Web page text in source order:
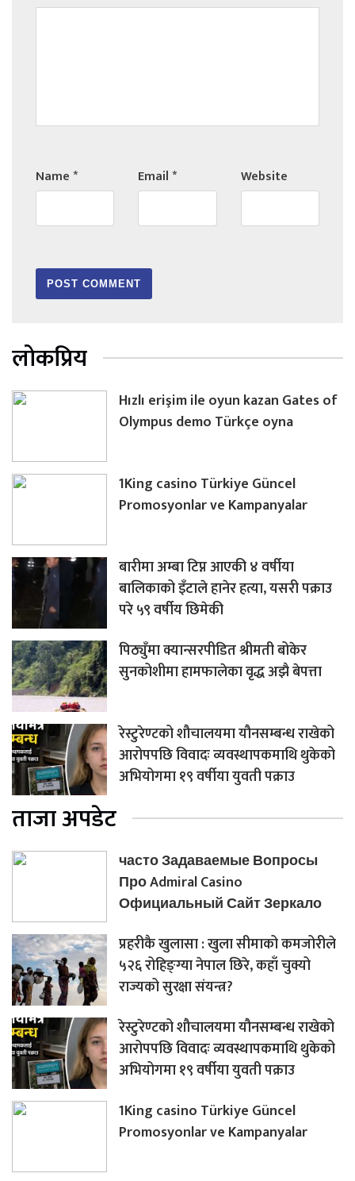
Name* Email* Website
लोकप्रिय
Hızlı erişim ile oyun kazan Gates of
Olympus demo Türkçe oyna
1King casino Türkiye Güncel
Promosyonlar ve Kampanyalar
बारीमा अम्बा टिप्न आएकी ४ वर्षीया
बालिकाको इँटाले हानेर हत्या, यसरी पक्राउ
परे ५९ वर्षीय छिमेकी
पिठ्युँमा क्यान्सरपीडित श्रीमती बोकेर
सुनकोशीमा हामफालेका वृद्ध अझै बेपत्ता
रेस्टुरेण्टको शौचालयमा यौनसम्बन्ध राखेको
आरोपपछि विवादः व्यवस्थापकमाथि थुकेको
अभियोगमा १९ वर्षीया युवती पक्राउ
ताजा अपडेट
часто Задаваемые Вопросы
Про Admiral Casino
Официальный Сайт Зеркало
प्रहरीकै खुलासा : खुला सीमाको कमजोरीले
५२६ रोहिङ्ग्या नेपाल छिरे, कहाँ चुक्यो
राज्यको सुरक्षा संयन्त्र?
रेस्टुरेण्टको शौचालयमा यौनसम्बन्ध राखेको
आरोपपछि विवादः व्यवस्थापकमाथि थुकेको
अभियोगमा १९ वर्षीया युवती पक्राउ
1King casino Türkiye Güncel
Promosyonlar ve Kampanyalar